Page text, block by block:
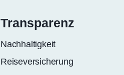
Transparenz
Nachhaltigkeit
Reiseversicherung